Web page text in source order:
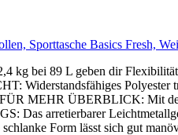
Sporttasche Basics Fresh,
kg bei 89 L geben dir Flexibilität
Widerstandsfähiges Polyester
MEHR ÜBERBLICK: Mit
Das arretierbarer
Form lässt sich gut